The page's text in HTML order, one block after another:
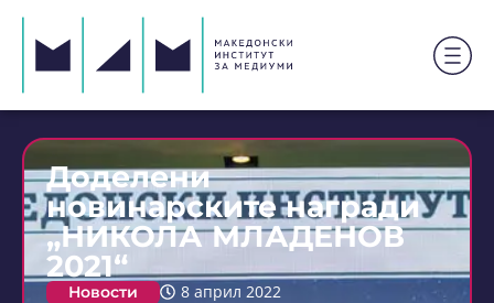
Доделени
новинарските награди
„НИКОЛА МЛАДЕНОВ
2021“
Новости 8 април 2022